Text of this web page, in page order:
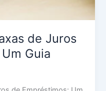
de Juros
Guia